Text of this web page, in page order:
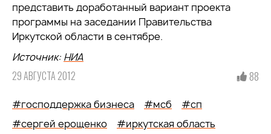
представить доработанный вариант проекта
программы на заседании Правительства
Иркутской области в сентябре.
Источник: НИА
29 АВГУСТА 2012 88
#господдержка бизнеса #мсб
#сп
#сергей ерощенко
#иркутская область